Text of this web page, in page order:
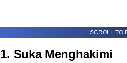
SCROLL TO
1. Suka Menghakimi